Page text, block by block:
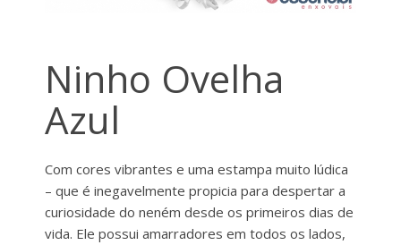
Ninho Ovelha
Azul
Com cores vibrantes e uma estampa muito lúdica
– que é inegavelmente propicia para despertar a
curiosidade do neném desde os primeiros dias de
vida. Ele possui amarradores em todos os lados,